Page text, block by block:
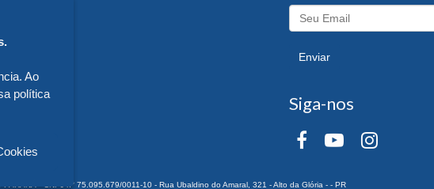
Enviar
Siga-nos
PARANÁ - CNPJ n° 75.095.679/0011-10 - Rua Ubaldino do Amaral, 321 - Alto da Glória - - PR
Ao
política